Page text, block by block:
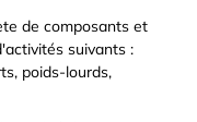
de composants et
suivants :
poids-lourds,